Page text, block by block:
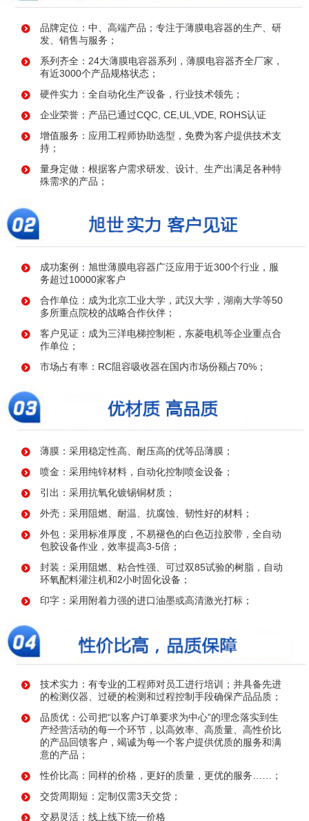
品牌定位：中、高端产品；专注于薄膜电容器的生产、研
发、销售与服务；
系列齐全：24大薄膜电容器系列，薄膜电容器齐全厂家，
有近3000个产品规格状态；
硬件实力：全自动化生产设备，行业技术领先；
企业荣誉：产品已通过CQC, CE,UL,VDE, ROHS认证
增值服务：应用工程师协助选型，免费为客户提供技术支
持；
量身定做：根据客户需求研发、设计、生产出满足各种特
殊需求的产品；
成功案例：旭世薄膜电容器广泛应用于近300个行业，服
务超过10000家客户
合作单位：成为北京工业大学，武汉大学，湖南大学等50
多所重点院校的战略合作伙伴；
客户见证：成为三洋电梯控制柜，东菱电机等企业重点合
作单位；
市场占有率：RC阻容吸收器在国内市场份额占70%；
薄膜：采用稳定性高、耐压高的优等品薄膜；
喷金：采用纯锌材料，自动化控制喷金设备；
引出：采用抗氧化镀锡铜材质；
外壳：采用阻燃、耐温、抗腐蚀、韧性好的材料；
外包：采用标准厚度，不易褪色的白色迈拉胶带，全自动
包胶设备作业，效率提高3-5倍；
封装：采用阻燃、粘合性强、可过双85试验的树脂，自动
环氧配料灌注机和2小时固化设备；
印字：采用附着力强的进口油墨或高清激光打标；
技术实力：有专业的工程师对员工进行培训；并具备先进
的检测仪器、过硬的检测和过程控制手段确保产品品质；
品质优：公司把“以客户订单要求为中心”的理念落实到生
产经营活动的每一个环节，以高效率、高质量、高性价比
的产品回馈客户，竭诚为每一个客户提供优质的服务和满
意的产品；
性价比高：同样的价格，更好的质量，更优的服务……；
交货周期短：定制仅需3天交货；
交易灵活：线上线下统一价格